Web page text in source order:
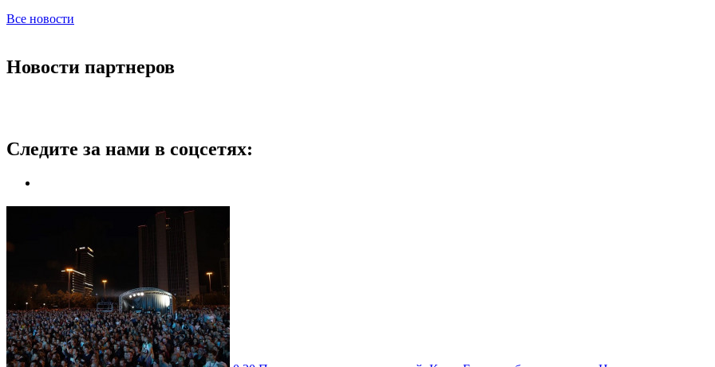
Все новости
Новости партнеров
Следите за нами в соцсетях: